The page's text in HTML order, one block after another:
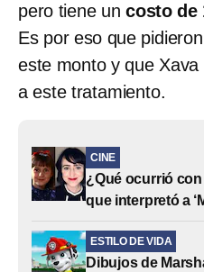
pero tiene uncosto de
Es por eso que
este monto y que
a este tratamiento.
CINE
¿Qué ocurrió
que interpretó a
ESTILO DE VIDA
Dibujos de